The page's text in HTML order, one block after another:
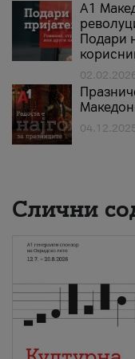
А1
Подари
Слични